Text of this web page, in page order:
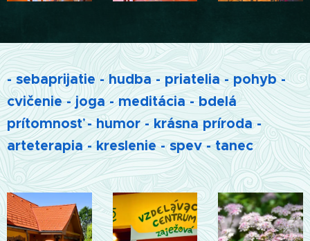
- sebaprijatie - hudba - priatelia - pohyb -
cvičenie - joga - meditácia - bdelá
prítomnosť - humor - krásna príroda -
arteterapia - kreslenie - spev - tanec